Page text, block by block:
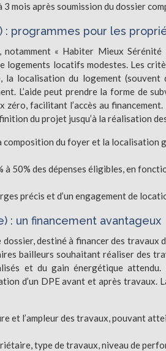
3 mois après soumission du dossier
: programmes pour les
notamment « Habiter Mieux
logements locatifs modestes. Les
localisation du logement
L’aide peut prendre la forme de
facilitant l’accès au financement.
du projet jusqu’à la réalisation
composition du foyer et la localisation
50% des dépenses éligibles, en
précis et d’un engagement de
: un financement avantageux
dossier, destiné à financer des
bailleurs souhaitant réaliser des
et du gain énergétique attendu.
d’un DPE avant et après travaux.
et l’ampleur des travaux, pouvant
type de travaux, niveau de